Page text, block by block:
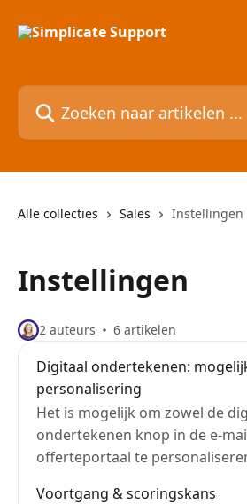
Zoeken naar artikelen ...
Alle collecties Sales Instellingen
Instellingen
2 auteurs 6 artikelen
Digitaal ondertekenen:
personalisering
Het is mogelijk om zowel de
ondertekenen knop in de e-
offerteportaal te
Voortgang & scoringskans